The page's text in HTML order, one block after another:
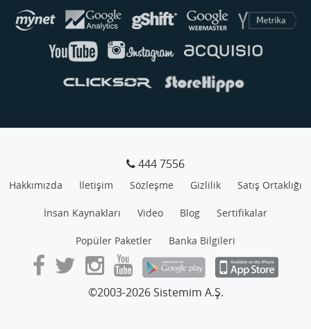
444 7556
Hakkımızda İletişim Sözleşme Gizlilik Satış Ortaklığı
İnsan Kaynakları Video Blog Sertifikalar
Popüler Paketler Banka Bilgileri
©2003-2026 Sistemim A.Ş.